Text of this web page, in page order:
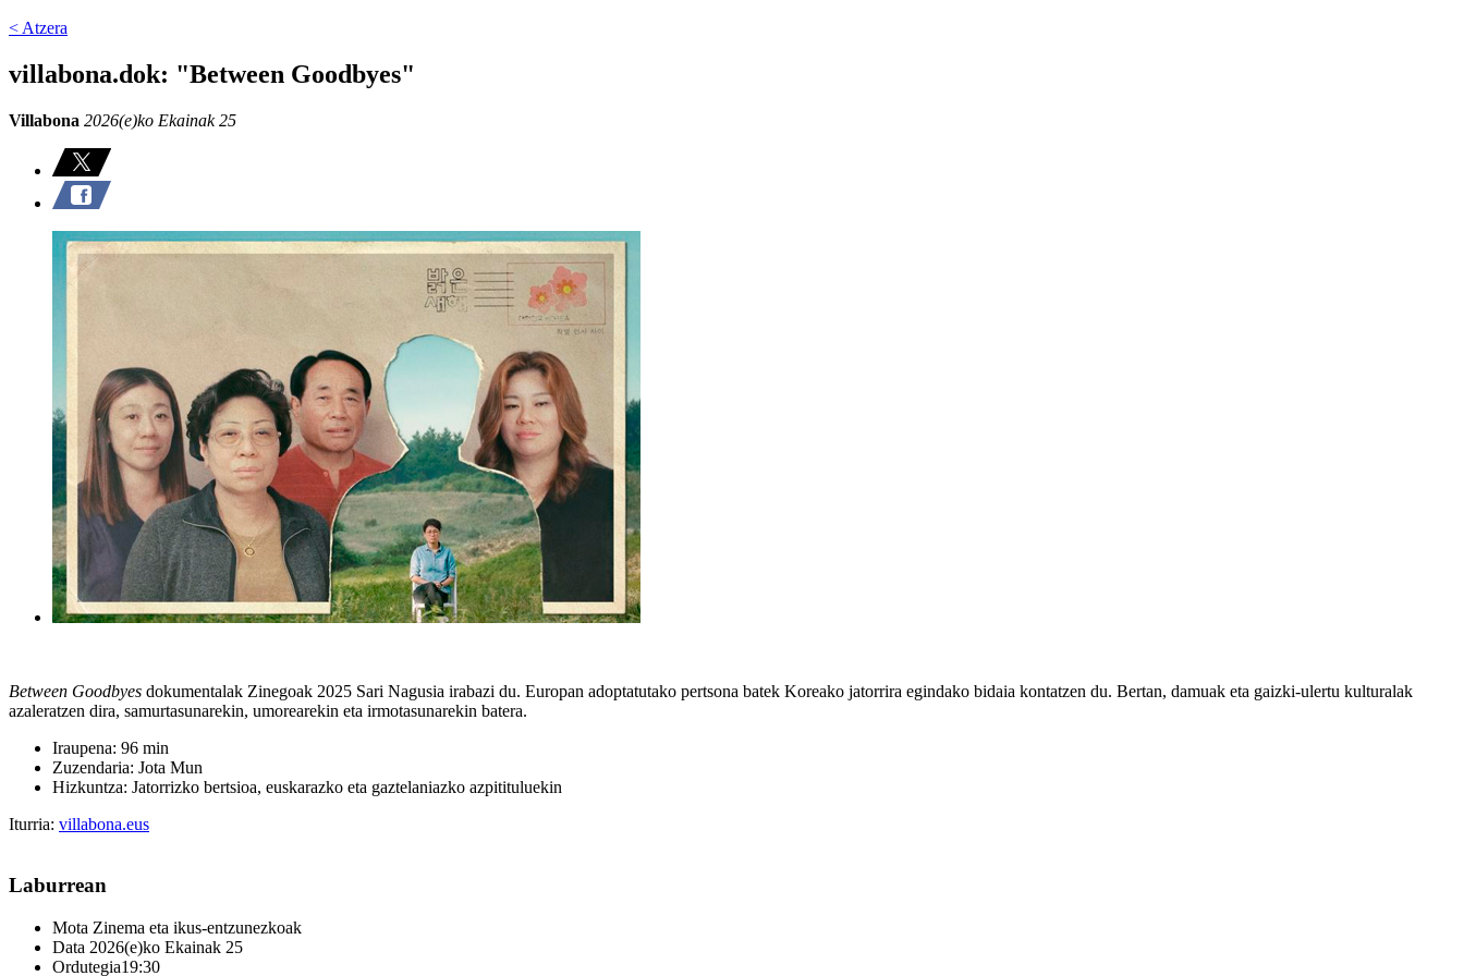
< Atzera
villabona.dok: "Between Goodbyes"
Villabona 2026(e)ko Ekainak 25
Between Goodbyes dokumentalak Zinegoak 2025 Sari Nagusia irabazi du. Europan adoptatutako pertsona batek Koreako jatorrira egindako bidaia kontatzen du. Bertan, damuak eta gaizki-ulertu kulturalak
azaleratzen dira, samurtasunarekin, umorearekin eta irmotasunarekin batera.
Iraupena: 96 min
Zuzendaria: Jota Mun
Hizkuntza: Jatorrizko bertsioa, euskarazko eta gaztelaniazko azpitituluekin
Iturria: villabona.eus
Laburrean
Mota Zinema eta ikus-entzunezkoak
Data 2026(e)ko Ekainak 25
Ordutegia19:30